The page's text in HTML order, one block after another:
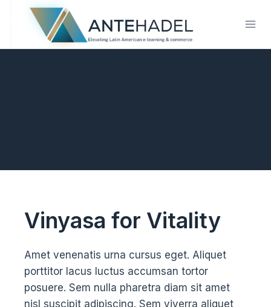
contenido
Vinyasa for Vitality
Amet venenatis urna cursus eget. Aliquet
porttitor lacus luctus accumsan tortor
posuere. Sem nulla pharetra diam sit amet
nisl suscipit adipiscing. Sem viverra aliquet